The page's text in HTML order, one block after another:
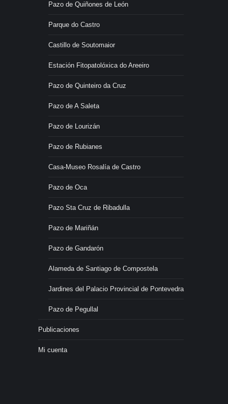
Pazo de Quiñones de León
Parque do Castro
Castillo de Soutomaior
Estación Fitopatolóxica do Areeiro
Pazo de Quinteiro da Cruz
Pazo de A Saleta
Pazo de Lourizán
Pazo de Rubianes
Casa-Museo Rosalía de Castro
Pazo de Oca
Pazo Sta Cruz de Ribadulla
Pazo de Mariñán
Pazo de Gandarón
Alameda de Santiago de Compostela
Jardines del Palacio Provincial de Pontevedra
Pazo de Pegullal
Publicaciones
Mi cuenta